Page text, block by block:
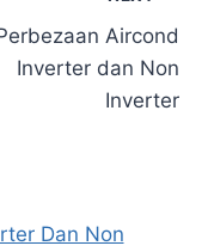
Aircond
Inverter dan Non
Inverter
Dan Non